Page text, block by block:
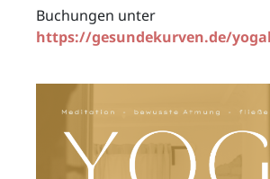
Buchungen unter
https://gesundekurven.de/